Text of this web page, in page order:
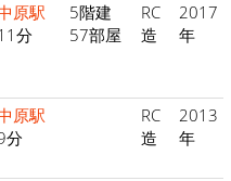
原駅
分
5階建
57部屋
RC
造
2017
年
原駅
分
RC
造
2013
年